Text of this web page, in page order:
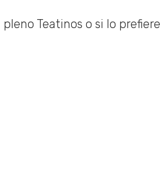
Teatinos o si lo